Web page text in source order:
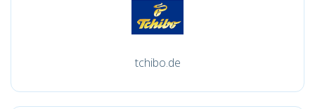
tchibo.de